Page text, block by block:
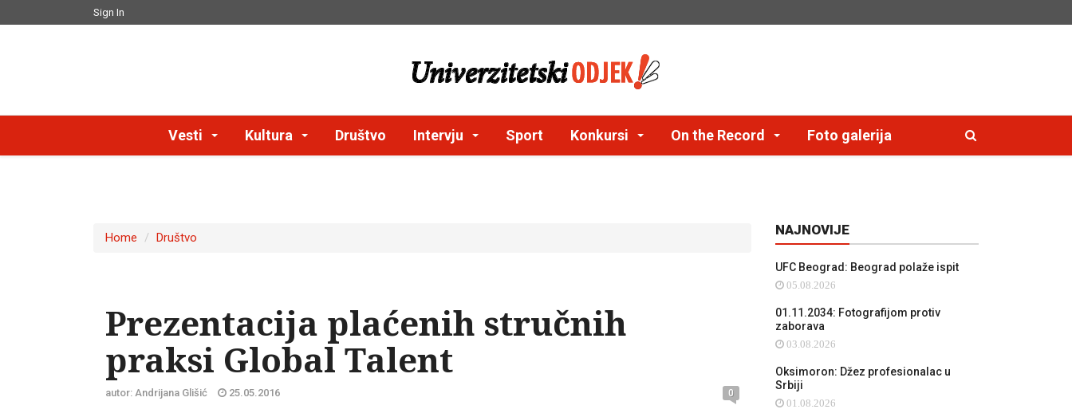
Sign In
Vesti Kultura Društvo Intervju Sport Konkursi On the Record Foto galerija
Home Društvo
Prezentacija plaćenih stručnih
praksi Global Talent
autor: Andrijana Glišić 25.05.2016 0
NAJNOVIJE
UFC Beograd: Beograd polaže ispit
05.08.2026
01.11.2034: Fotografijom protiv
zaborava
03.08.2026
Oksimoron: Džez profesionalac u
Srbiji
01.08.2026